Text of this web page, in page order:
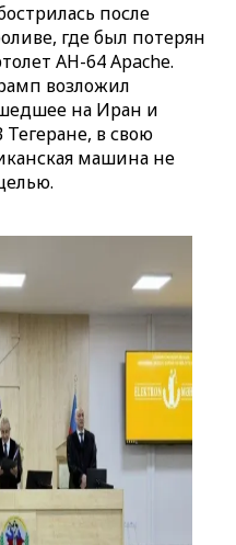
после
где был потерян
AH-64 Apache.
возложил
на Иран и
в свою
машина не